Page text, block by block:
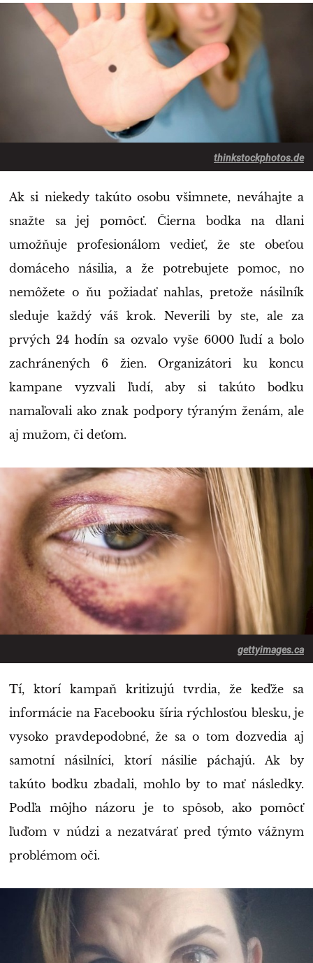
thinkstockphotos.de
Ak si niekedy takúto osobu všimnete, neváhajte a
snažte sa jej pomôcť. Čierna bodka na dlani
umožňuje profesionálom vedieť, že ste obeťou
domáceho násilia, a že potrebujete pomoc, no
nemôžete o ňu požiadať nahlas, pretože násilník
sleduje každý váš krok. Neverili by ste, ale za
prvých 24 hodín sa ozvalo vyše 6000 ľudí a bolo
zachránených 6 žien. Organizátori ku koncu
kampane vyzvali ľudí, aby si takúto bodku
namaľovali ako znak podpory týraným ženám, ale
aj mužom, či deťom.
gettyimages.ca
Tí, ktorí kampaň kritizujú tvrdia, že keďže sa
informácie na Facebooku šíria rýchlosťou blesku, je
vysoko pravdepodobné, že sa o tom dozvedia aj
samotní násilníci, ktorí násilie páchajú. Ak by
takúto bodku zbadali, mohlo by to mať následky.
Podľa môjho názoru je to spôsob, ako pomôcť
ľuďom v núdzi a nezatvárať pred týmto vážnym
problémom oči.